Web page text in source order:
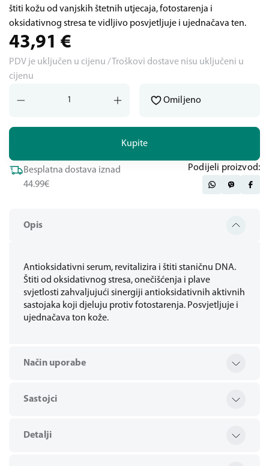
Opis
Antioksidativni serum, revitalizira i štiti staničnu DNA.
Štiti od oksidativnog stresa, onečišćenja i plave
svjetlosti zahvaljujući sinergiji antioksidativnih aktivnih
sastojaka koji djeluju protiv fotostarenja. Posvjetljuje i
ujednačava ton kože.
Način uporabe
Sastojci
Detalji
štiti kožu od vanjskih štetnih utjecaja, fotostarenja i
oksidativnog stresa te vidljivo posvjetljuje i ujednačava ten.
43,91 €
PDV je uključen u cijenu / Troškovi dostave nisu uključeni u
cijenu
Kupite
Omiljeno
Besplatna dostava iznad
44.99€
Podijeli proizvod: